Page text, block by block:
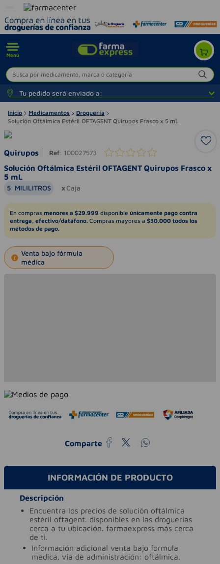
Menú
Busca por medicamento, marca o categoría
Tu pedido será enviado a:
Inicio Medicamentos
Droguería
Solución Oftálmica Estéril OFTAGENT Quirupos Frasco x 5 mL
Quirupos Ref: 100027573
Solución Oftálmica Estéril OFTAGENT Quirupos Frasco x
5 mL
5 MILILITROS Caja
En compras menores a $29.999 disponible únicamente pago contra
entrega, efectivo/datáfono. Compras mayores a $30.000 todos los
métodos de pago.
Venta bajo fórmula
médica
Comparte
INFORMACIÓN DE PRODUCTO
Descripción
encuentra los precios de solución oftálmica
estéril oftagent. disponibles en las droguerías
cerca a tu ubicación. farmaexpress más cerca
de ti.
información adicional venta bajo formula
medica. vía de administración: oftálmica.